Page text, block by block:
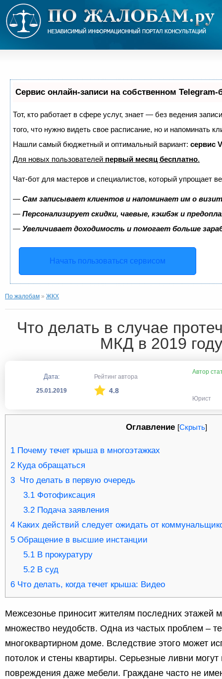
Сервис онлайн-записи на собственном Telegram-
Тот, кто работает в сфере услуг, знает — без ведения
того, что нужно видеть свое расписание, но и напоминать
Нашли самый бюджетный и оптимальный вариант: сервис
Для новых пользователей первый месяц бесплатно.
Чат-бот для мастеров и специалистов, который упрощает
— Сам записывает клиентов и напоминает им о
— Персонализирует скидки, чаевые, кэшбэк и
— Увеличивает доходимость и помогает больше
Начать пользоваться сервисом
По жалобам » ЖКХ
Что делать в случае
МКД в 2019 году
Дата:
25.01.2019
Рейтинг автора
4.8
Автор
Юрист
Оглавление [Скрыть]
1 Почему течет крыша в многоэтажках
2 Куда обращаться
3 Что делать в первую очередь
3.1Фотофиксация
3.2Подача заявления
4 Каких действий следует ожидать от
5 Обращение в высшие инстанции
5.1В прокуратуру
5.2В суд
6 Что делать, когда течет крыша: Видео
Межсезонье приносит жителям последних этажей
множество неудобств. Одна из частых проблем –
многоквартирном доме. Вследствие этого может
потолок и стены квартиры. Серьезные ливни могут
повреждения даже мебели. Граждане часто не